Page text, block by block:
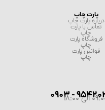
پارت چاپ
درباره پارت چاپ
تماس با پارت
چاپ
فروشگاه پارت
چاپ
قوانین پارت
چاپ